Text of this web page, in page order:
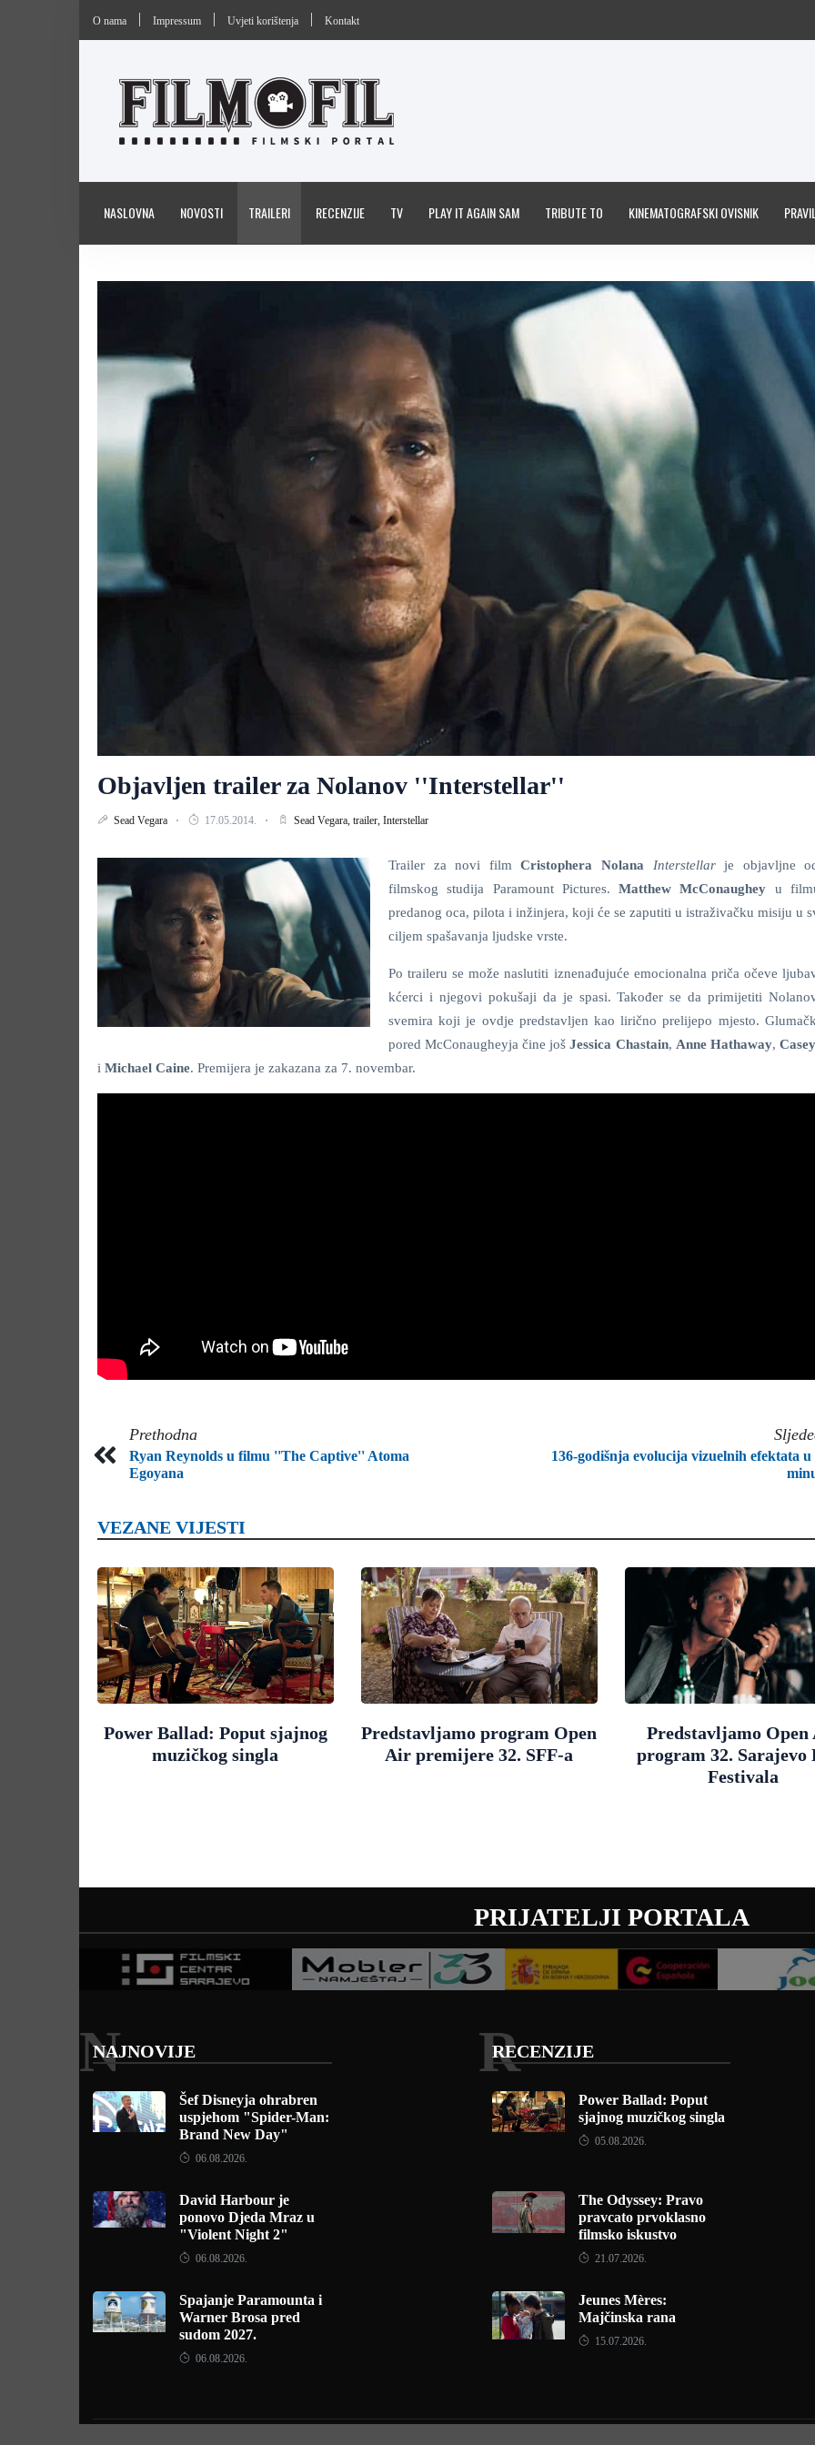
O nama Impressum Uvjeti korištenja Kontakt
NASLOVNA NOVOSTI TRAILERI RECENZIJE TV PLAY IT AGAIN SAM TRIBUTE TO KINEMATOGRAFSKI OVISNIK
Objavljen trailer za Nolanov ''Interstellar''
Sead Vegara 17.05.2014. Sead Vegara, trailer, Interstellar
Trailer za novi filmCristophera Nolana Interstellarje objavljne
filmskog studija Paramount Pictures. Matthew McConaughey u
predanog oca, pilota i inžinjera, koji će se zaputiti u istraživačku misiju u
ciljem spašavanja ljudske vrste.
Po traileru se može naslutiti iznenađujuće emocionalna priča očeve
kćerci i njegovi pokušaji da je spasi. Također se da primijetiti
svemira koji je ovdje predstavljen kao lirično prelijepo mjesto.
pored McConaugheyja čine jošJessica Chastain, Anne Hathaway,
i Michael Caine. Premijera je zakazana za 7. novembar.
Prethodna
Ryan Reynolds u filmu ''The Captive'' Atoma
Egoyana
136-godišnja evolucija vizuelnih efektata
VEZANE VIJESTI
Power Ballad: Poput sjajnog
muzičkog singla
Predstavljamo program Open
Air premijere 32. SFF-a
Predstavljamo
program 32. Sarajevo
Festivala
PRIJATELJI PORTALA
NAJNOVIJE
N
Šef Disneyja ohrabren
uspjehom "Spider-Man:
Brand New Day"
06.08.2026.
David Harbour je
ponovo Djeda Mraz u
"Violent Night 2"
06.08.2026.
Spajanje Paramounta i
Warner Brosa pred
sudom 2027.
06.08.2026.
RECENZIJE
R
Power Ballad: Poput
sjajnog muzičkog singla
05.08.2026.
The Odyssey: Pravo
pravcato prvoklasno
filmsko iskustvo
21.07.2026.
Jeunes Mères:
Majčinska rana
15.07.2026.